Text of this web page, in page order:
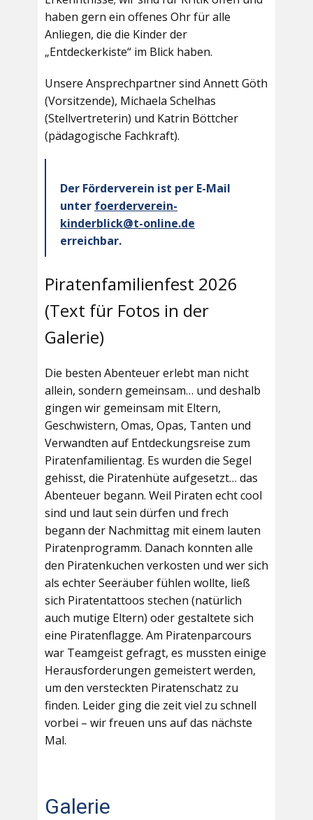
haben gern ein offenes Ohr für alle
Anliegen, die die Kinder der
„Entdeckerkiste“ im Blick haben.
Unsere Ansprechpartner sind Annett Göth
(Vorsitzende), Michaela Schelhas
(Stellvertreterin) und Katrin Böttcher
(pädagogische Fachkraft).
Der Förderverein ist per E-Mail
unter foerderverein-
kinderblick@t-online.de
erreichbar.
Piratenfamilienfest 2026
(Text für Fotos in der
Galerie)
Die besten Abenteuer erlebt man nicht
allein, sondern gemeinsam… und deshalb
gingen wir gemeinsam mit Eltern,
Geschwistern, Omas, Opas, Tanten und
Verwandten auf Entdeckungsreise zum
Piratenfamilientag. Es wurden die Segel
gehisst, die Piratenhüte aufgesetzt… das
Abenteuer begann. Weil Piraten echt cool
sind und laut sein dürfen und frech
begann der Nachmittag mit einem lauten
Piratenprogramm. Danach konnten alle
den Piratenkuchen verkosten und wer sich
als echter Seeräuber fühlen wollte, ließ
sich Piratentattoos stechen (natürlich
auch mutige Eltern) oder gestaltete sich
eine Piratenflagge. Am Piratenparcours
war Teamgeist gefragt, es mussten einige
Herausforderungen gemeistert werden,
um den versteckten Piratenschatz zu
finden. Leider ging die zeit viel zu schnell
vorbei – wir freuen uns auf das nächste
Mal.
Galerie